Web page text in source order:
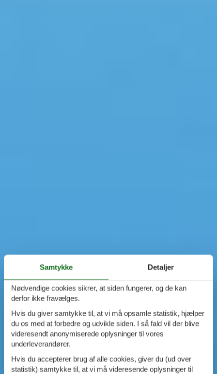
Samtykke Detaljer
Nødvendige cookies sikrer, at siden fungerer, og de kan
derfor ikke fravælges.
Hvis du giver samtykke til, at vi må opsamle statistik, hjælper
du os med at forbedre og udvikle siden. I så fald vil der blive
videresendt anonymiserede oplysninger til vores
underleverandører.
Hvis du accepterer brug af alle cookies, giver du (ud over
statistik) samtykke til, at vi må videresende oplysninger til